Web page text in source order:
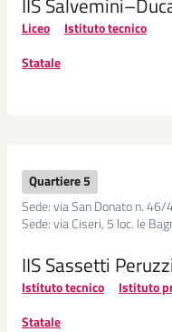
Liceo
Istituto tecnico
Statale
Quartiere 5
Sede: via San Donato n.
Sede: via Ciseri, 5 loc. le
IIS Sassetti Peruzzi
Istituto tecnico
Istituto
Statale